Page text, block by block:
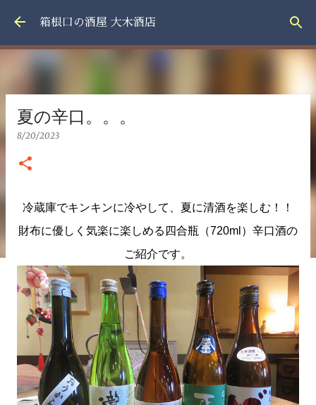
スキップしてメイン コンテンツに移動
箱根口の酒屋 大木酒店
夏の辛口。。。
8/20/2023
冷蔵庫でキンキンに冷やして、 夏に清酒を楽しむ ！！
財布に優しく気楽に楽しめる 四合瓶（720ml） 辛口酒の
ご紹介です。